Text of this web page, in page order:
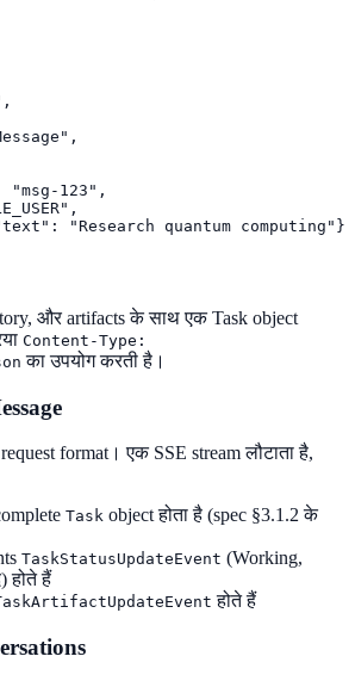
"msg-123",
"Research quantum computing"}]
और artifacts के साथ एक Task object
Content-Type:
का उपयोग करती है।
format। एक SSE stream लौटाता है,
Task object होता है (spec §3.1.2 के
TaskStatusUpdateEvent (Working,
होते हैं
होते हैं